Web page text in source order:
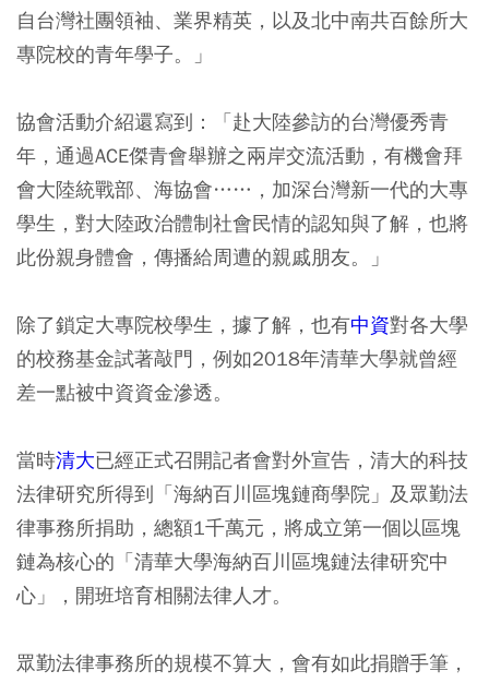
自台灣社團領袖、業界精英，以及北中南共百餘所大
專院校的青年學子。」
協會活動介紹還寫到：「赴大陸參訪的台灣優秀青
年，通過ACE傑青會舉辦之兩岸交流活動，有機會拜
會大陸統戰部、海協會……，加深台灣新一代的大專
學生，對大陸政治體制社會民情的認知與了解，也將
此份親身體會，傳播給周遭的親戚朋友。」
除了鎖定大專院校學生，據了解，也有中資對各大學
的校務基金試著敲門，例如2018年清華大學就曾經
差一點被中資資金滲透。
當時清大已經正式召開記者會對外宣告，清大的科技
法律研究所得到「海納百川區塊鏈商學院」及眾勤法
律事務所捐助，總額1千萬元，將成立第一個以區塊
鏈為核心的「清華大學海納百川區塊鏈法律研究中
心」，開班培育相關法律人才。
眾勤法律事務所的規模不算大，會有如此捐贈手筆，